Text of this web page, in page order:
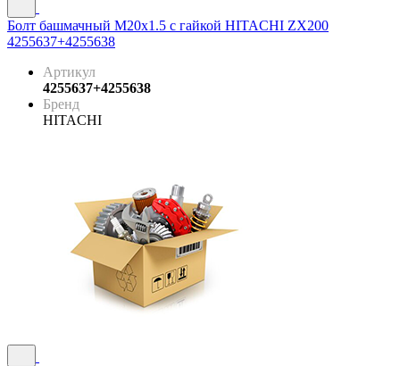
Болт башмачный М20х1.5 с гайкой HITACHI ZX200
4255637+4255638
Артикул
4255637+4255638
Бренд
HITACHI